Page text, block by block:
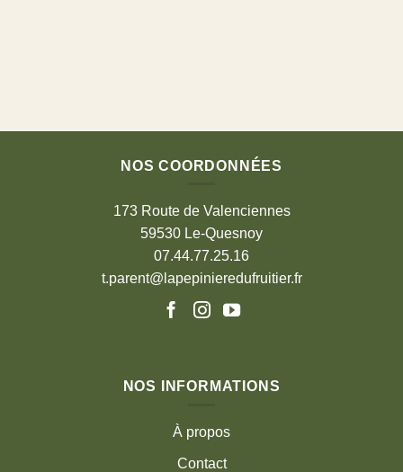
NOS COORDONNÉES
173 Route de Valenciennes
59530 Le-Quesnoy
07.44.77.25.16
t.parent@lapepinieredufruitier.fr
NOS INFORMATIONS
À propos
Contact